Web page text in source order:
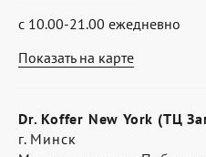
Показать на карте
с 10.00-21.00 ежедневно
Dr. Koffer New York (ТЦ
г. Минск